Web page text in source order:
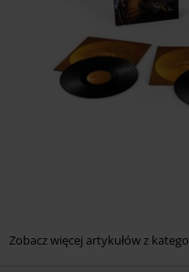
Zobacz więcej artykułów z